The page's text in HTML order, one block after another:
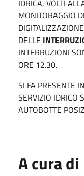
IDRICA, VOLTI
MONITORAGGIO
DELLE
INTERRUZIONI
ORE 12.30.
SI FA PRESENTE
SERVIZIO IDRICO
AUTOBOTTE
A cura di